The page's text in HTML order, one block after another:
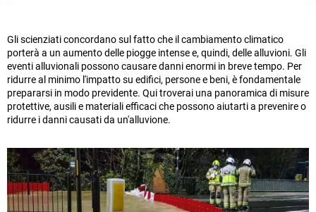
Gli scienziati concordano sul fatto che il cambiamento climatico
porterà a un aumento delle piogge intense e, quindi, delle alluvioni. Gli
eventi alluvionali possono causare danni enormi in breve tempo. Per
ridurre al minimo l'impatto su edifici, persone e beni, è fondamentale
prepararsi in modo previdente. Qui troverai una panoramica di misure
protettive, ausili e materiali efficaci che possono aiutarti a prevenire o
ridurre i danni causati da un'alluvione.